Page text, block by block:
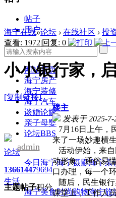
帖子
用户
网站首页
海宁房产
海宁装修
海宁汽车
谈婚论嫁
亲子母婴
论坛BBS
论坛
今日海宁海宁摄影海宁杂
生活
海宁美食时尚购物海宁旅
海宁在线»论坛 › 在线社区 › 投
查看: 1972|回复: 0
小小银行家，
[复制链接]
admin
1366
主题
1447
帖子
9694
积分
楼主
发表于 2025-7-
7月16日上午，
来了一场妙趣横
活动伊始，来
动形象、通俗易
口办理，每一个
随后，民生银
课堂上，工作人